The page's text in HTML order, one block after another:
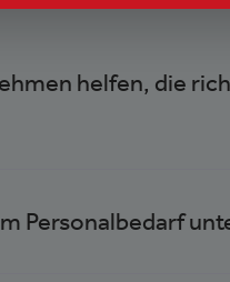
helfen, die
Personalbedarf